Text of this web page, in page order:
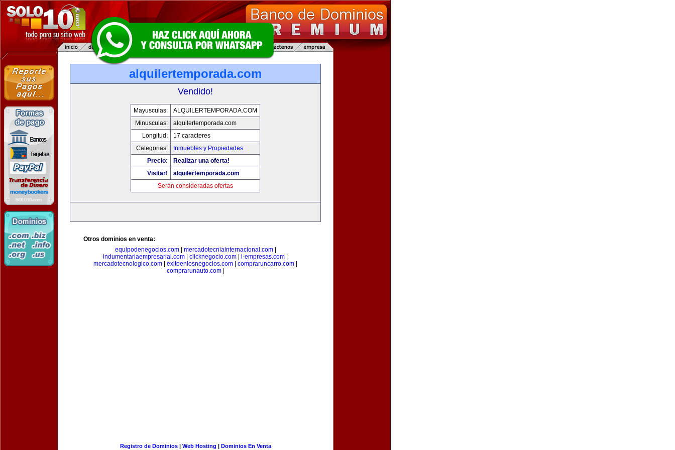
alquilertemporada.com
Vendido!
Mayusculas:
ALQUILERTEMPORADA.COM
Minusculas:
alquilertemporada.com
Longitud:
17 caracteres
Categorias:
Inmuebles y Propiedades
Precio:
Realizar una oferta!
Visitar!
alquilertemporada.com
Serán consideradas ofertas
Otros dominios en venta:
equipodenegocios.com| mercadotecniainternacional.com|
indumentariaempresarial.com
clicknegocio.com i-empresas.com
mercadotecnologico.com
exitoenlosnegocios.com compraruncarro.com
comprarunauto.com|
Registro de Dominios| Web Hosting | Dominios En Venta